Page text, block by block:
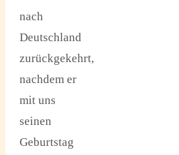
nach
Deutschland
zurückgekehrt,
nachdem er
mit uns
seinen
Geburtstag